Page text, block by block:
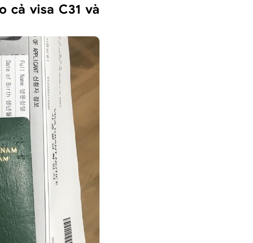
cả visa C31 và